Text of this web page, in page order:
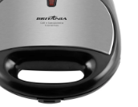
ADICIONAR AO